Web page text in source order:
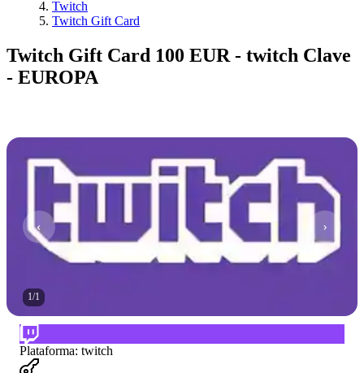
Twitch
Twitch Gift Card
Twitch Gift Card 100 EUR - twitch Clave
- EUROPA
1/1
Plataforma: twitch